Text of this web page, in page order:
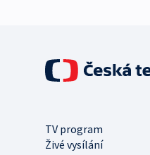
TV program
Živé vysílání